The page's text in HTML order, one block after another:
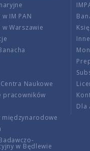
IM PAN
w Warszawie
Naukowe
pracowników
międzynarodowe
w Będlewie
Dla